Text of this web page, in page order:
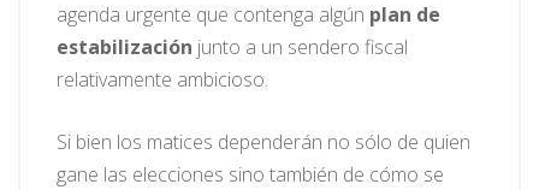
agenda urgente que contenga algún plan de
estabilización junto a un sendero fiscal
relativamente ambicioso.
Si bien los matices dependerán no sólo de quien
gane las elecciones sino también de cómo se